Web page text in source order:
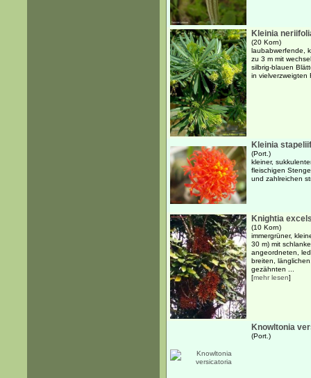
Kleinia
(20 Korn)
laubabwerfende,
zu 3 m mit
silbrig-blauen
in vielverzweigten
Kleinia
(Port.)
kleiner,
fleischigen
und zahlreichen
Knightia
(10 Korn)
immergrüner,
30 m) mit
angeordneten,
breiten,
gezähnten ...
[mehr lesen]
Knowltonia
(Port.)